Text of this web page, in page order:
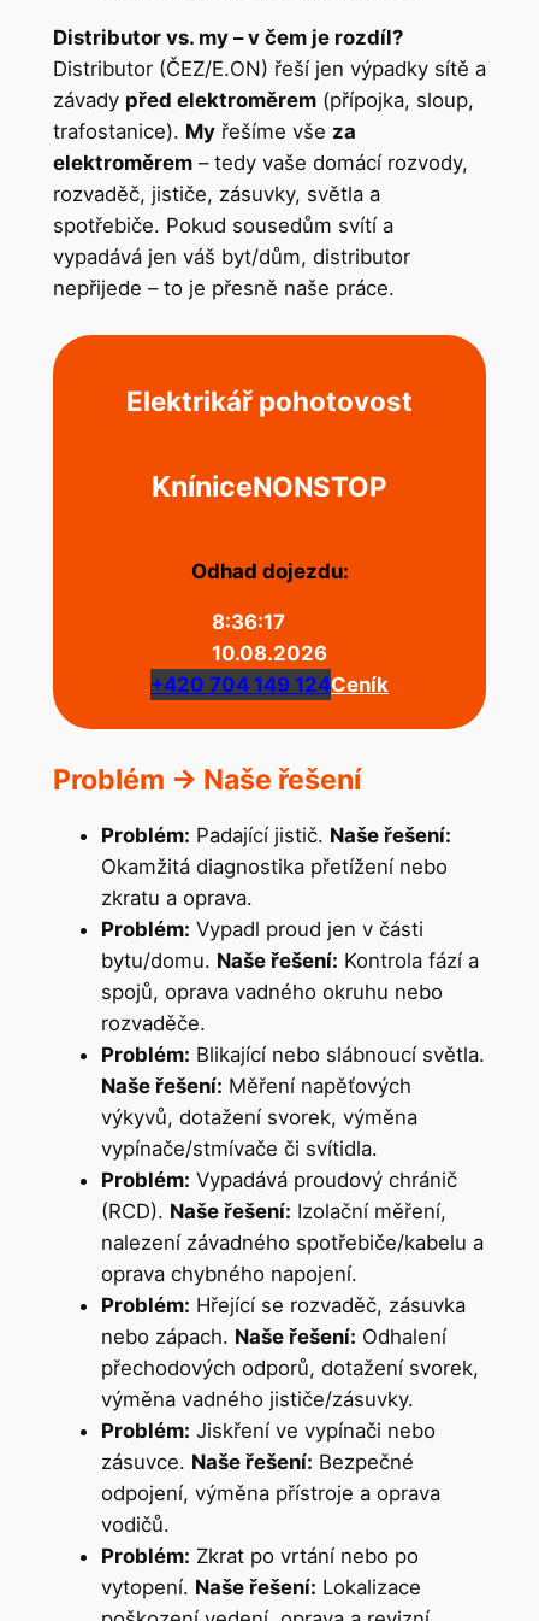
Distributor vs. my – v čem je rozdíl?
Distributor (ČEZ/E.ON) řeší jen výpadky sítě a
závady před elektroměrem(přípojka, sloup,
trafostanice). Myřešíme vše za
elektroměrem– tedy vaše domácí rozvody,
rozvaděč, jističe, zásuvky, světla a
spotřebiče. Pokud sousedům svítí a
vypadává jen váš byt/dům, distributor
nepřijede – to je přesně naše práce.
Elektrikář pohotovost
KníniceNONSTOP
Odhad dojezdu:
8:36:17
10.08.2026
+420 704 149 124Ceník
Problém -> Naše řešení
Problém: Padající jistič. Naše řešení:
Okamžitá diagnostika přetížení nebo
zkratu a oprava.
Problém: Vypadl proud jen v části
bytu/domu. Naše řešení: Kontrola fází a
spojů, oprava vadného okruhu nebo
rozvaděče.
Problém: Blikající nebo slábnoucí světla.
Naše řešení: Měření napěťových
výkyvů, dotažení svorek, výměna
vypínače/stmívače či svítidla.
Problém: Vypadává proudový chránič
(RCD). Naše řešení: Izolační měření,
nalezení závadného spotřebiče/kabelu a
oprava chybného napojení.
Problém: Hřející se rozvaděč, zásuvka
nebo zápach. Naše řešení: Odhalení
přechodových odporů, dotažení svorek,
výměna vadného jističe/zásuvky.
Problém: Jiskření ve vypínači nebo
zásuvce. Naše řešení: Bezpečné
odpojení, výměna přístroje a oprava
vodičů.
Problém: Zkrat po vrtání nebo po
vytopení. Naše řešení: Lokalizace